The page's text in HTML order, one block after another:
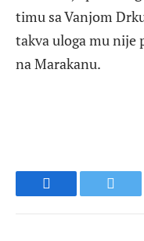
timu sa Vanjom
takva uloga mu nije
na Marakanu.
Facebook